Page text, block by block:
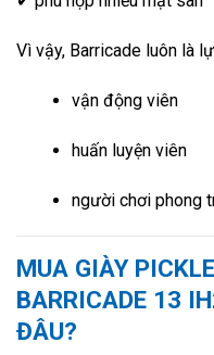
Vì vậy, Barricade luôn là
vận động viên
huấn luyện viên
người chơi phong
MUA GIÀY
BARRICADE 13
ĐÂU?